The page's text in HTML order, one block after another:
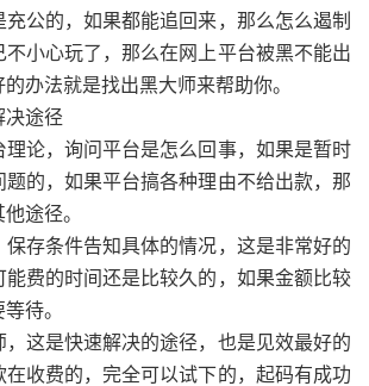
公的，如果都能追回来，那么怎么遏制
小心玩了，那么在网上平台被黑不能出
办法就是找出黑大师来帮助你。
决途径
理论，询问平台是怎么回事，如果是暂时
题的，如果平台搞各种理由不给出款，那
途径。
保存条件告知具体的情况，这是非常好的
能费的时间还是比较久的，如果金额比较
待。
，这是快速解决的途径，也是见效最好的
在收费的，完全可以试下的，起码有成功